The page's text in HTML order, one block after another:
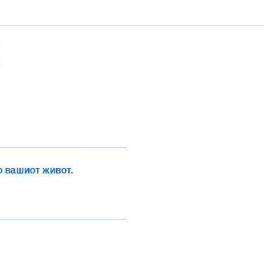
вашиот живот.